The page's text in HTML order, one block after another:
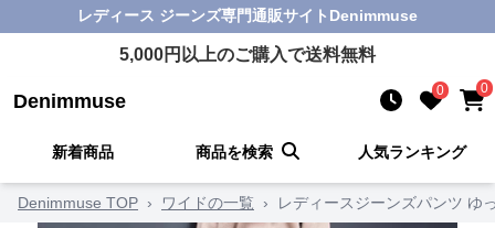
レディース ジーンズ専門通販サイト Denimmuse
5,000円以上のご購入で送料無料
Denimmuse 0 0
新着商品 商品を検索 人気ランキング
Denimmuse TOP › ワイドの一覧 › レディースジーンズパンツ ゆ